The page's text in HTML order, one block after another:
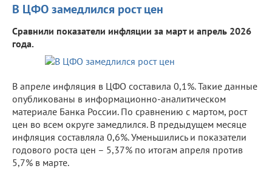
В ЦФО замедлился рост цен
Сравнили показатели инфляции за март и апрель 2026
года.
В апреле инфляция в ЦФО составила 0,1%. Такие данные
опубликованы в информационно-аналитическом
материале Банка России. По сравнению с мартом, рост
цен во всем округе замедлился. В предыдущем месяце
инфляция составляла 0,6%. Уменьшились и показатели
годового роста цен – 5,37% по итогам апреля против
5,7% в марте.